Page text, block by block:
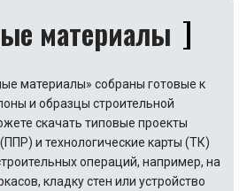
материалы
материалы» собраны готовые к
и образцы строительной
скачать типовые проекты
и технологические карты (ТК)
операций, например, на
кладку стен или устройство